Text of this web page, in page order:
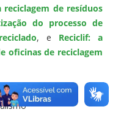
de resíduos
do processo de
, e Reciclif: a
oficinas de reciclagem
informações de